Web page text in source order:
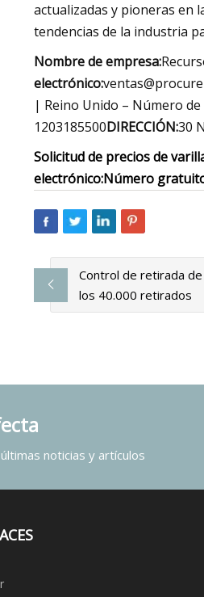
actualizadas y pioneras en
tendencias de la industria
Nombre de empresa:
electrónico:
| Reino Unido – Número
1203185500DIRECCIÓN:30
Solicitud de precios de
electrónico:Número
Control de retirada
los 40.000 retirados
noticias y artículos